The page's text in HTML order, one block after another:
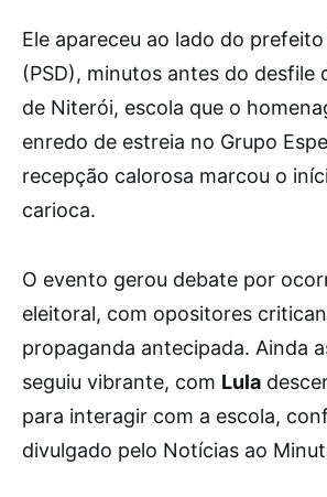
Ele apareceu ao lado do prefeito
(PSD), minutos antes do desfile
de Niterói, escola que o
enredo de estreia no Grupo
recepção calorosa marcou o
carioca.
O evento gerou debate por
eleitoral, com opositores
propaganda antecipada. Ainda
seguiu vibrante, com Lula
para interagir com a escola,
divulgado pelo Notícias ao